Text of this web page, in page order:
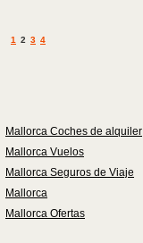
1 2 3 4
Mallorca Coches de alquiler
Mallorca Vuelos
Mallorca Seguros de Viaje
Mallorca
Mallorca Ofertas